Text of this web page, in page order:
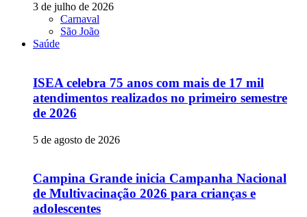
3 de julho de 2026
Carnaval
São João
Saúde
ISEA celebra 75 anos com mais de 17 mil
atendimentos realizados no primeiro semestre
de 2026
5 de agosto de 2026
Campina Grande inicia Campanha Nacional
de Multivacinação 2026 para crianças e
adolescentes